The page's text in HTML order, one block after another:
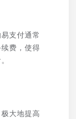
支付通常
费，使得
大地提高